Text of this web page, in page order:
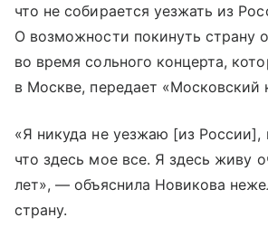
что не собирается уезжать из
О возможности покинуть страну
во время сольного концерта,
в Москве, передает «Московский
«Я никуда не уезжаю [из России],
что здесь мое все. Я здесь живу
лет», — объяснила Новикова
страну.